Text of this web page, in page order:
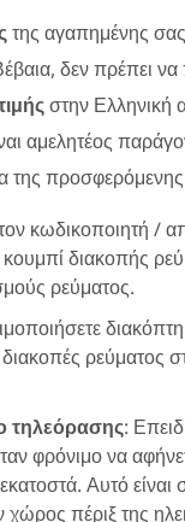
της αγαπημένης
δεν πρέπει να
στην Ελληνική
αμελητέος
της
τον κωδικοποιητή /
κουμπί διακοπής
ρεύματος.
ρεύματος
τηλεόρασης:
φρόνιμο να
εκατοστά. Αυτό είναι
πέριξ της